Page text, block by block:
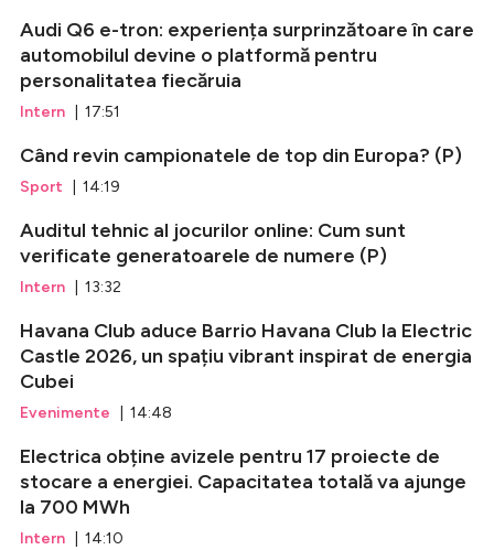
Audi Q6 e-tron: experiența surprinzătoare în care
automobilul devine o platformă pentru
personalitatea fiecăruia
Intern | 17:51
Când revin campionatele de top din Europa? (P)
Sport | 14:19
Auditul tehnic al jocurilor online: Cum sunt
verificate generatoarele de numere (P)
Intern | 13:32
Havana Club aduce Barrio Havana Club la Electric
Castle 2026, un spațiu vibrant inspirat de energia
Cubei
Evenimente | 14:48
Electrica obține avizele pentru 17 proiecte de
stocare a energiei. Capacitatea totală va ajunge
la 700 MWh
Intern | 14:10